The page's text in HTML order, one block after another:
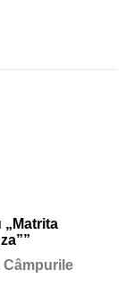
„Matrita
Câmpurile